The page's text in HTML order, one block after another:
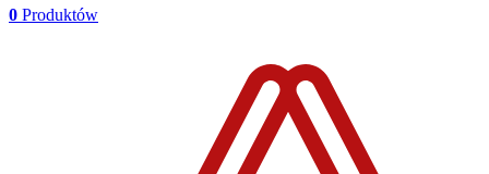
0 Produktów